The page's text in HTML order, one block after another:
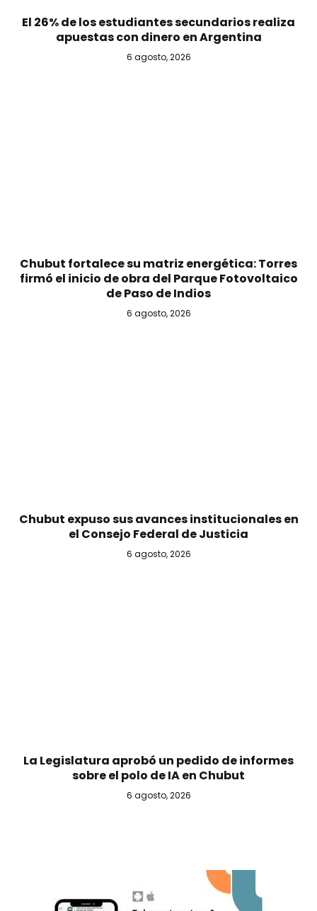
El 26% de los estudiantes secundarios realiza
apuestas con dinero en Argentina
6 agosto, 2026
Chubut fortalece su matriz energética: Torres
firmó el inicio de obra del Parque Fotovoltaico
de Paso de Indios
6 agosto, 2026
Chubut expuso sus avances institucionales en
el Consejo Federal de Justicia
6 agosto, 2026
La Legislatura aprobó un pedido de informes
sobre el polo de IA en Chubut
6 agosto, 2026